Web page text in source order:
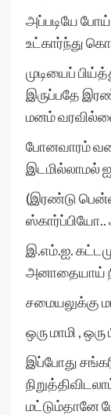
அப்படியே போய்
உட்கார்ந்து
முடியைப்
இருப்பதே
மனம்
போனவாரம்
இடமில்லாமல்
(இரண்டு
ஸ்கார்ப்பியோ..
இ.எம்.ஐ.
அனாதையாய்
சமையலுக்கு
ஒரு மாமி ,
இப்போது
மட்டும்தானே